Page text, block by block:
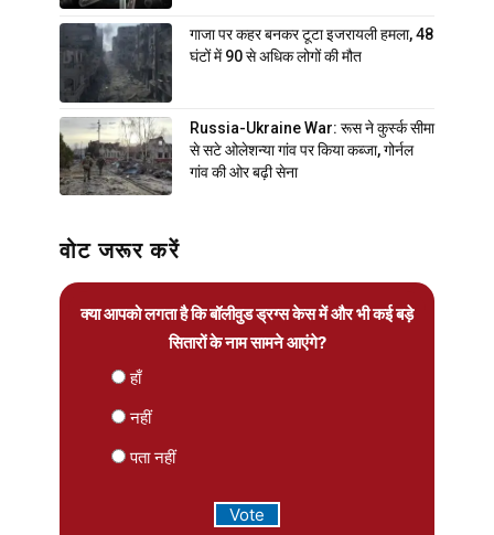
गाजा पर कहर बनकर टूटा इजरायली हमला, 48
घंटों में 90 से अधिक लोगों की मौत
Russia-Ukraine War: रूस ने कुर्स्क सीमा
से सटे ओलेशन्या गांव पर किया कब्जा, गोर्नल
गांव की ओर बढ़ी सेना
वोट जरूर करें
क्या आपको लगता है कि बॉलीवुड ड्रग्स केस में और भी कई बड़े
सितारों के नाम सामने आएंगे?
हाँ
नहीं
पता नहीं